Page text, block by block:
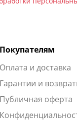
Покупателям
Оплата и доставка
Гарантии и
Публичная оферта